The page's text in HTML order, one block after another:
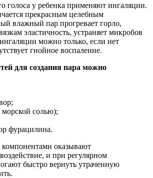
голоса у ребенка применяют ингаляции.
прекрасным целебным
влажный пар прогревает горло,
эластичность, устраняет микробов
можно только, если нет
гнойное воспаление.
для создания пара можно
морской солью);
фурацилина.
оказывают
и при регулярном
быстро вернуть утраченную